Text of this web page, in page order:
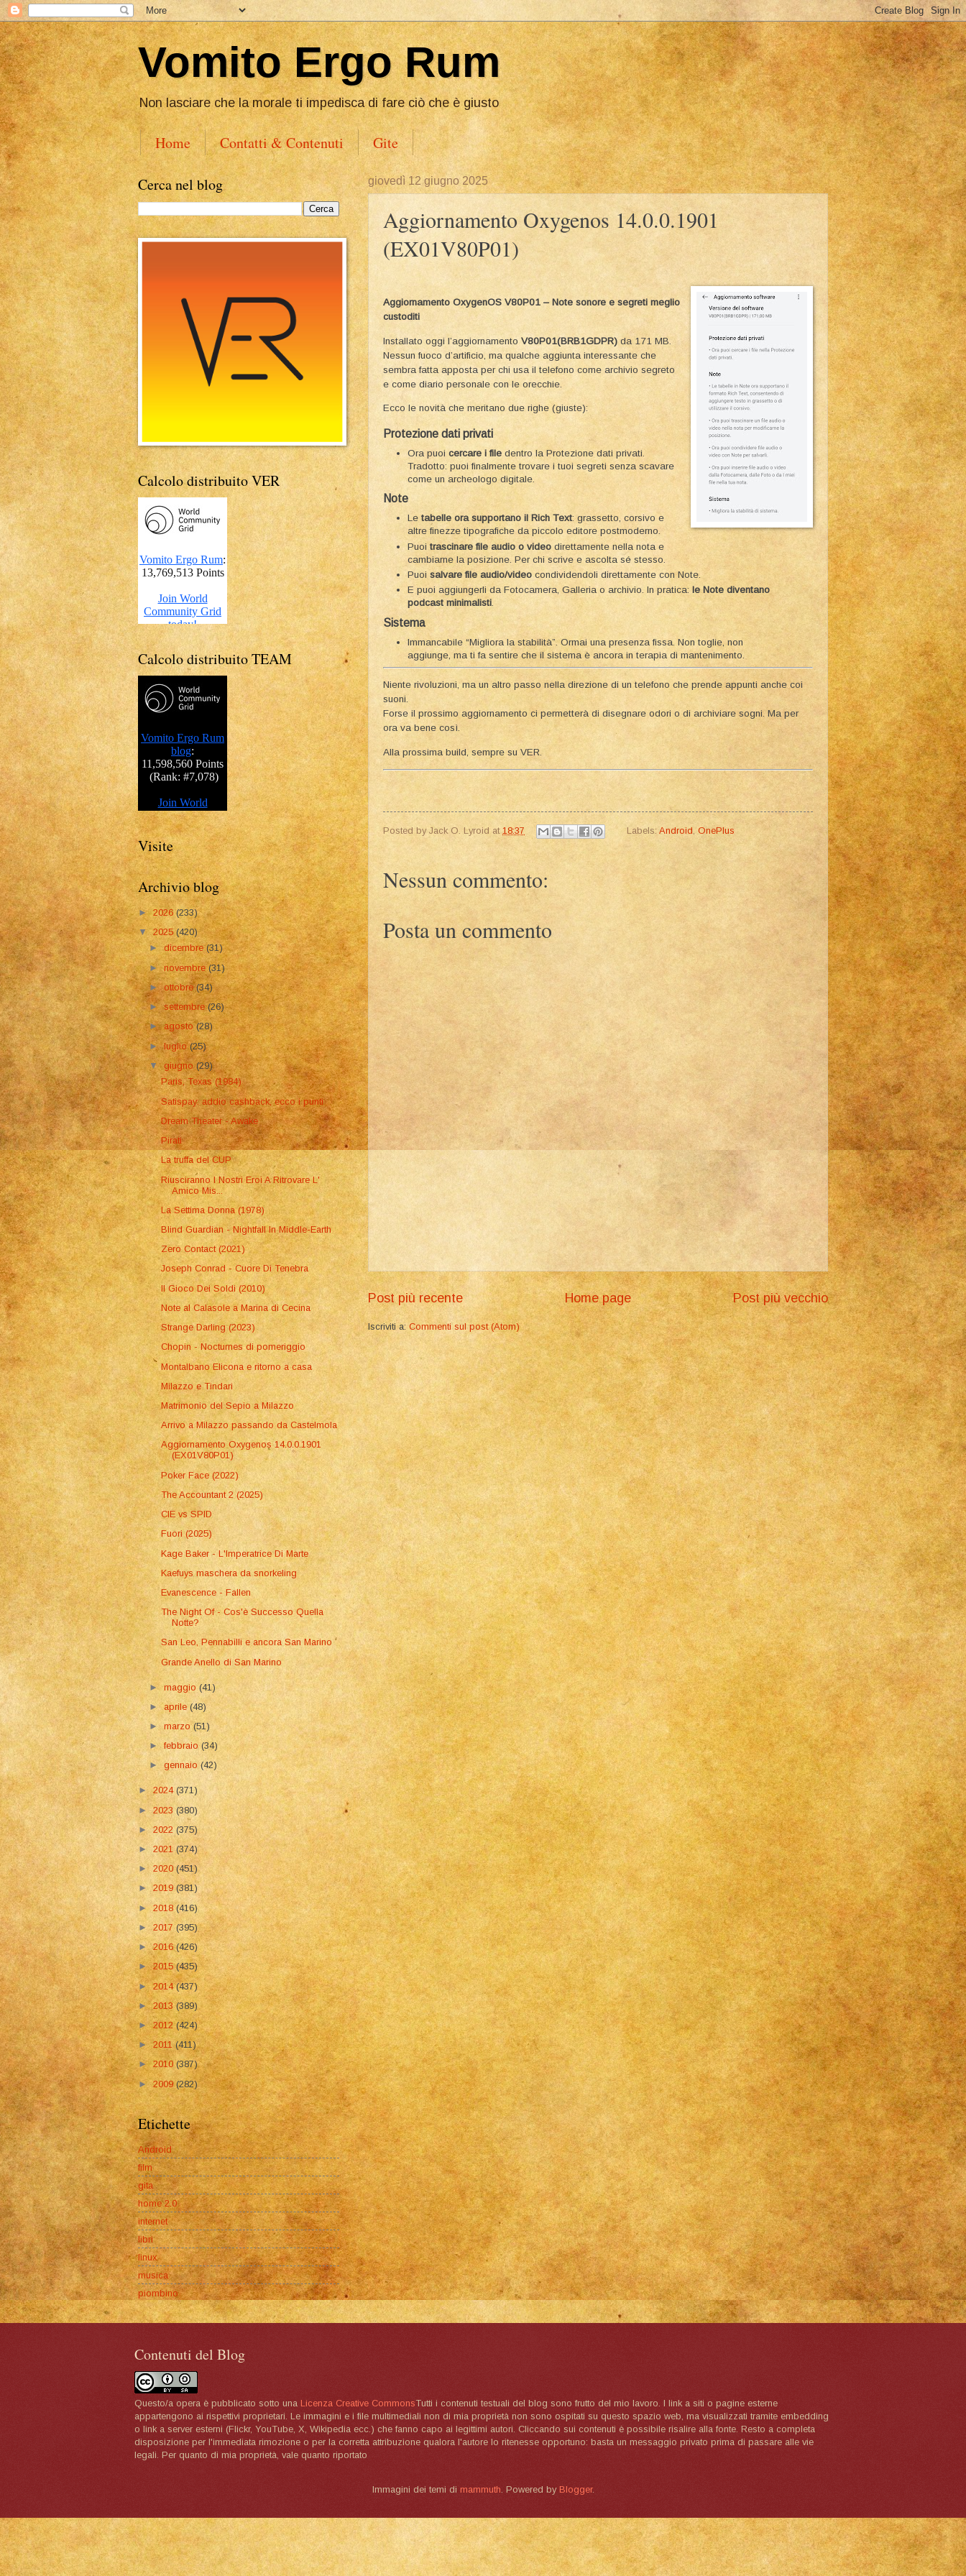
Vomito Ergo Rum
Non lasciare che la morale ti impedisca di fare ciò che è giusto
Home Contatti & Contenuti Gite
giovedì 12 giugno 2025
Aggiornamento Oxygenos 14.0.0.1901
(EX01V80P01)
Aggiornamento OxygenOS V80P01 – Note sonore e segreti meglio
custoditi
Installato oggi l’aggiornamento V80P01(BRB1GDPR)da 171 MB.
Nessun fuoco d’artificio, ma qualche aggiunta interessante che
sembra fatta apposta per chi usa il telefono come archivio segreto
e come diario personale con le orecchie.
Ecco le novità che meritano due righe (giuste):
Protezione dati privati
Ora puoi cercare i filedentro la Protezione dati privati.
Tradotto: puoi finalmente trovare i tuoi segreti senza scavare
come un archeologo digitale.
Note
Le tabelle ora supportano il Rich Text: grassetto, corsivo e
altre finezze tipografiche da piccolo editore postmoderno.
Puoitrascinare file audio o videodirettamente nella nota e
cambiarne la posizione. Per chi scrive e ascolta sé stesso.
Puoi salvare file audio/videocondividendoli direttamente con Note.
E puoi aggiungerli da Fotocamera, Galleria o archivio. In pratica: le Note diventano
podcast minimalisti.
Sistema
Immancabile “Migliora la stabilità”. Ormai una presenza fissa. Non toglie, non
aggiunge, ma ti fa sentire che il sistema è ancora in terapia di mantenimento.
Niente rivoluzioni, ma un altro passo nella direzione di un telefono che prende appunti anche coi
suoni.
Forse il prossimo aggiornamento ci permetterà di disegnare odori o di archiviare sogni. Ma per
ora va bene così.
Alla prossima build, sempre su VER.
Posted by Jack O. Lyroid at 18:37 Labels: Android OnePlus
Nessun commento:
Posta un commento
Post più recente Post più vecchio
Home page
Iscriviti a: Commenti sul post (Atom)
Cerca nel blog
Calcolo distribuito VER
Calcolo distribuito TEAM
Visite
Archivio blog
► 2026(233)
▼2025(420)
►dicembre(31)
►novembre(31)
►ottobre(34)
►settembre(26)
►agosto(28)
►luglio(25)
▼giugno(29)
Paris, Texas (1984)
Satispay: addio cashback, ecco i punti
Dream Theater - Awake
Pirati
La truffa del CUP
Riusciranno I Nostri Eroi A Ritrovare L'
Amico Mis...
La Settima Donna (1978)
Blind Guardian - Nightfall In Middle-Earth
Zero Contact (2021)
Joseph Conrad - Cuore Di Tenebra
Il Gioco Dei Soldi (2010)
Note al Calasole a Marina di Cecina
Strange Darling (2023)
Chopin - Nocturnes di pomeriggio
Montalbano Elicona e ritorno a casa
Milazzo e Tindari
Matrimonio del Sepio a Milazzo
Arrivo a Milazzo passando da Castelmola
Aggiornamento Oxygenos 14.0.0.1901
(EX01V80P01)
Poker Face (2022)
The Accountant 2 (2025)
CIE vs SPID
Fuori (2025)
Kage Baker - L'Imperatrice Di Marte
Kaefuys maschera da snorkeling
Evanescence - Fallen
The Night Of - Cos'è Successo Quella
Notte?
San Leo, Pennabilli e ancora San Marino
Grande Anello di San Marino
►maggio(41)
►aprile(48)
►marzo(51)
►febbraio(34)
►gennaio(42)
►2024(371)
►2023(380)
►2022(375)
► 2021(374)
► 2020(451)
►2019 (381)
►2018(416)
►2017(395)
►2016(426)
►2015(435)
►2014(437)
►2013(389)
►2012(424)
►2011(411)
►2010 (387)
►2009(282)
Etichette
Android
film
gita
home 2.0
internet
libri
linux
musica
piombino
Contenuti del Blog
Questo/a opera è pubblicato sotto una Licenza Creative CommonsTutti i contenuti testuali del blog sono frutto del mio lavoro. I link a siti o pagine esterne
appartengono ai rispettivi proprietari. Le immagini e i file multimediali non di mia proprietà non sono ospitati su questo spazio web, ma visualizzati tramite embedding
o link a server esterni (Flickr, YouTube, X, Wikipedia ecc.) che fanno capo ai legittimi autori. Cliccando sui contenuti è possibile risalire alla fonte. Resto a completa
disposizione per l'immediata rimozione o per la corretta attribuzione qualora l'autore lo ritenesse opportuno: basta un messaggio privato prima di passare alle vie
legali. Per quanto di mia proprietà, vale quanto riportato
Immagini dei temi di mammuth. Powered by Blogger.